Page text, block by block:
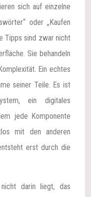
sich auf einzelne
oder „Kaufen
Tipps sind zwar nicht
Sie behandeln
Ein echtes
seiner Teile. Es ist
ein digitales
jede Komponente
mit den anderen
erst durch die
darin liegt, das